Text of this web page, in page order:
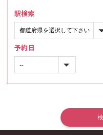
駅検索
予約日